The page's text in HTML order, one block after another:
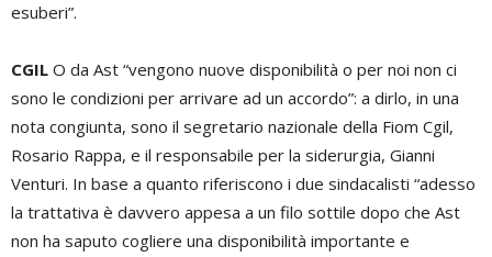
esuberi”.
CGIL O da Ast “vengono nuove disponibilità o per noi non ci
sono le condizioni per arrivare ad un accordo”: a dirlo, in una
nota congiunta, sono il segretario nazionale della Fiom Cgil,
Rosario Rappa, e il responsabile per la siderurgia, Gianni
Venturi. In base a quanto riferiscono i due sindacalisti “adesso
la trattativa è davvero appesa a un filo sottile dopo che Ast
non ha saputo cogliere una disponibilità importante e